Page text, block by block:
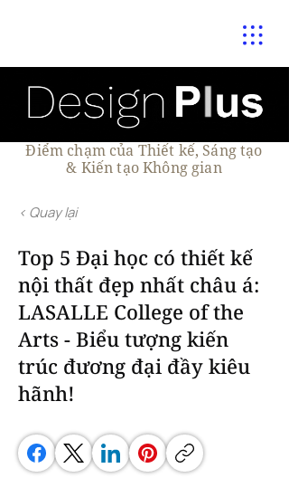
Điểm chạm của Thiết kế, Sáng tạo
& Kiến tạo Không gian
< Quay lại
Top 5 Đại học có thiết kế
nội thất đẹp nhất châu á:
LASALLE College of the
Arts - Biểu tượng kiến
trúc đương đại đầy kiêu
hãnh!